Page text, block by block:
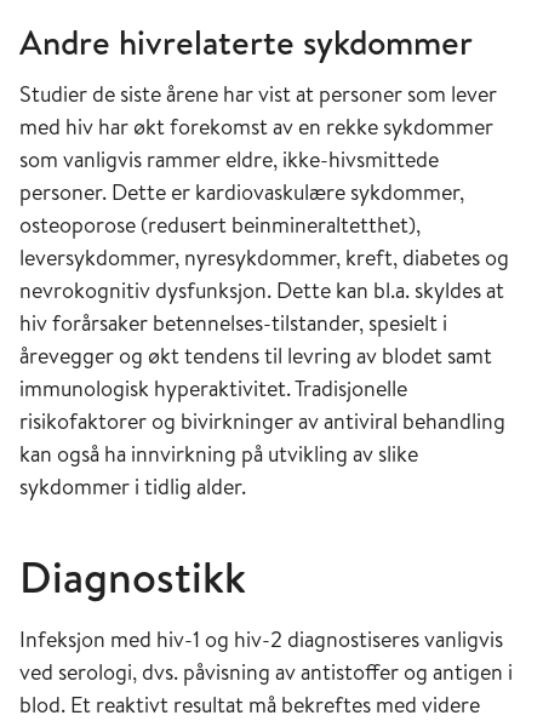
Andre hivrelaterte sykdommer
Studier de siste årene har vist at personer som lever
med hiv har økt forekomst av en rekke sykdommer
som vanligvis rammer eldre, ikke-hivsmittede
personer. Dette er kardiovaskulære sykdommer,
osteoporose (redusert beinmineraltetthet),
leversykdommer, nyresykdommer, kreft, diabetes og
nevrokognitiv dysfunksjon. Dette kan bl.a. skyldes at
hiv forårsaker betennelses-tilstander, spesielt i
årevegger og økt tendens til levring av blodet samt
immunologisk hyperaktivitet. Tradisjonelle
risikofaktorer og bivirkninger av antiviral behandling
kan også ha innvirkning på utvikling av slike
sykdommer i tidlig alder.
Diagnostikk
Infeksjon med hiv-1 og hiv-2 diagnostiseres vanligvis
ved serologi, dvs. påvisning av antistoffer og antigen i
blod. Et reaktivt resultat må bekreftes med videre